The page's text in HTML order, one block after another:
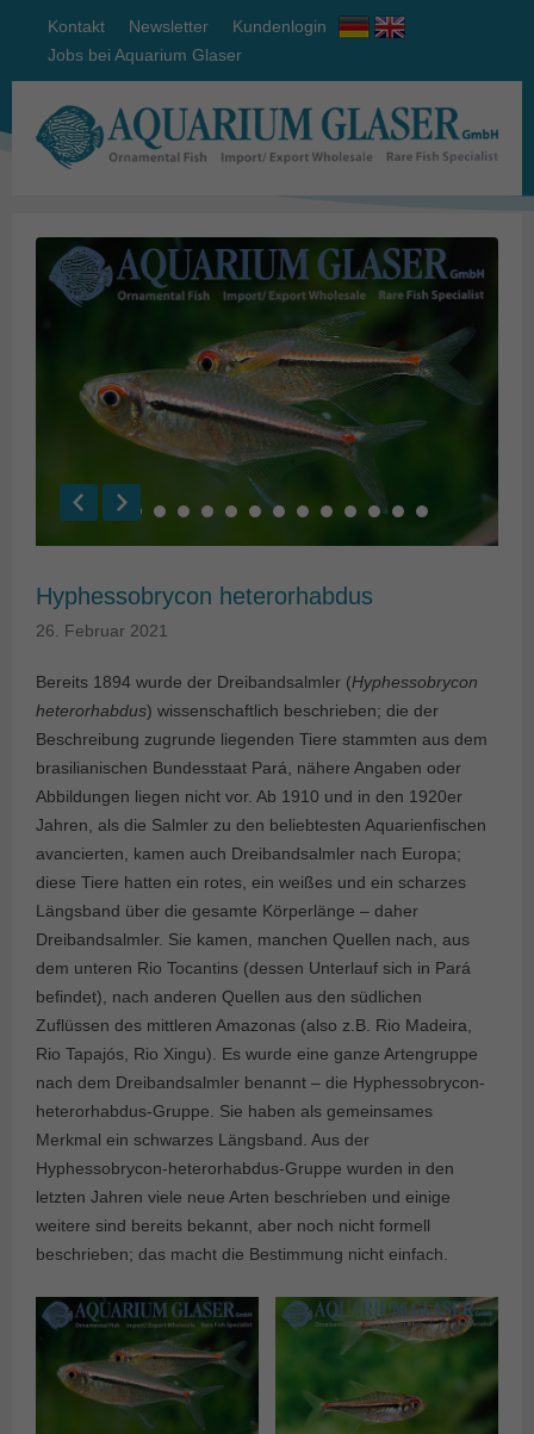
Kontakt Newsletter
Kundenlogin
Jobs bei Aquarium Glaser
Hyphessobrycon heterorhabdus
26. Februar 2021
Bereits 1894 wurde der Dreibandsalmler (Hyphessobrycon
heterorhabdus) wissenschaftlich beschrieben; die der
Beschreibung zugrunde liegenden Tiere stammten aus dem
brasilianischen Bundesstaat Pará, nähere Angaben oder
Abbildungen liegen nicht vor. Ab 1910 und in den 1920er
Jahren, als die Salmler zu den beliebtesten Aquarienfischen
avancierten, kamen auch Dreibandsalmler nach Europa;
diese Tiere hatten ein rotes, ein weißes und ein scharzes
Längsband über die gesamte Körperlänge – daher
Dreibandsalmler. Sie kamen, manchen Quellen nach, aus
dem unteren Rio Tocantins (dessen Unterlauf sich in Pará
befindet), nach anderen Quellen aus den südlichen
Zuflüssen des mittleren Amazonas (also z.B. Rio Madeira,
Rio Tapajós, Rio Xingu). Es wurde eine ganze Artengruppe
nach dem Dreibandsalmler benannt – die Hyphessobrycon-
heterorhabdus-Gruppe. Sie haben als gemeinsames
Merkmal ein schwarzes Längsband. Aus der
Hyphessobrycon-heterorhabdus-Gruppe wurden in den
letzten Jahren viele neue Arten beschrieben und einige
weitere sind bereits bekannt, aber noch nicht formell
beschrieben; das macht die Bestimmung nicht einfach.